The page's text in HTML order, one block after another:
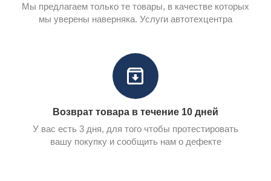
Мы предлагаем только те товары, в качестве которых
мы уверены наверняка. Услуги автотехцентра
Возврат товара в течение 10 дней
У вас есть 3 дня, для того чтобы протестировать
вашу покупку и сообщить нам о дефекте